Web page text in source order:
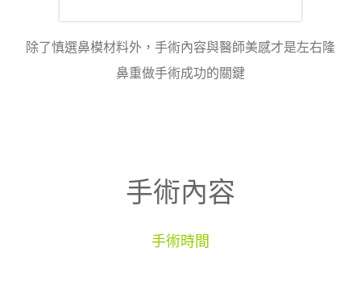
除了慎選鼻模材料外，手術內容與醫師美感才是左右隆
鼻重做手術成功的關鍵
手術內容
手術時間